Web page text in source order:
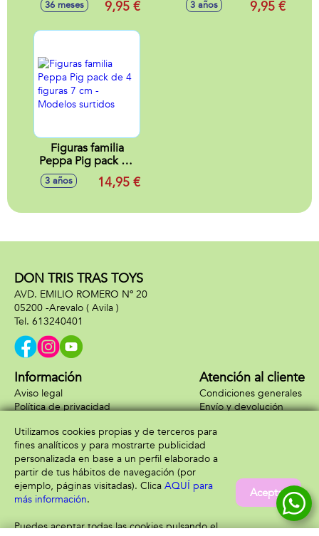
36 meses 9,95 € 3 años 9,95 €
Figuras familia
Peppa Pig pack de
4 figuras 7 cm -
Modelos surtidos
3 años 14,95 €
DON TRIS TRAS TOYS
AVD. EMILIO ROMERO Nº 20
05200 -Arevalo ( Avila )
613240401
Información
Aviso legal
Política de privacidad
Atención al cliente
Condiciones generales
Envío y devolución
Formas de pago
Utilizamos cookies propias y de terceros para
fines analíticos y para mostrarte publicidad
personalizada en base a un perfil elaborado a
partir de tus hábitos de navegación (por
ejemplo, páginas visitadas). Clica AQUÍ para
más información.
Puedes aceptar todas las cookies pulsando el
Aceptar